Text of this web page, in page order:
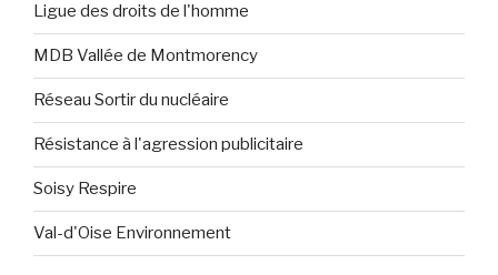
Ligue des droits de l'homme
MDB Vallée de Montmorency
Réseau Sortir du nucléaire
Résistance à l'agression publicitaire
Soisy Respire
Val-d'Oise Environnement